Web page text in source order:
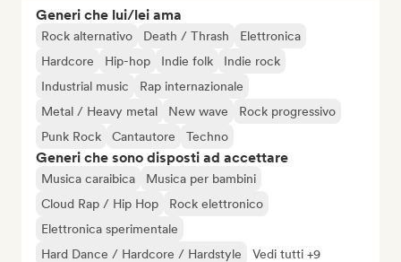
Generi che lui/lei ama
Rock alternativo Death / Thrash
Elettronica
Hardcore
Hip-hop Indie folk
Indie rock
Industrial music
Rap internazionale
Metal / Heavy metal
New wave
Rock progressivo
Punk Rock
Cantautore Techno
Generi che sono disposti ad accettare
Musica caraibica
Musica per bambini
Cloud Rap / Hip Hop
Rock elettronico
Elettronica sperimentale
Hard Dance / Hardcore / Hardstyle
Vedi tutti +9